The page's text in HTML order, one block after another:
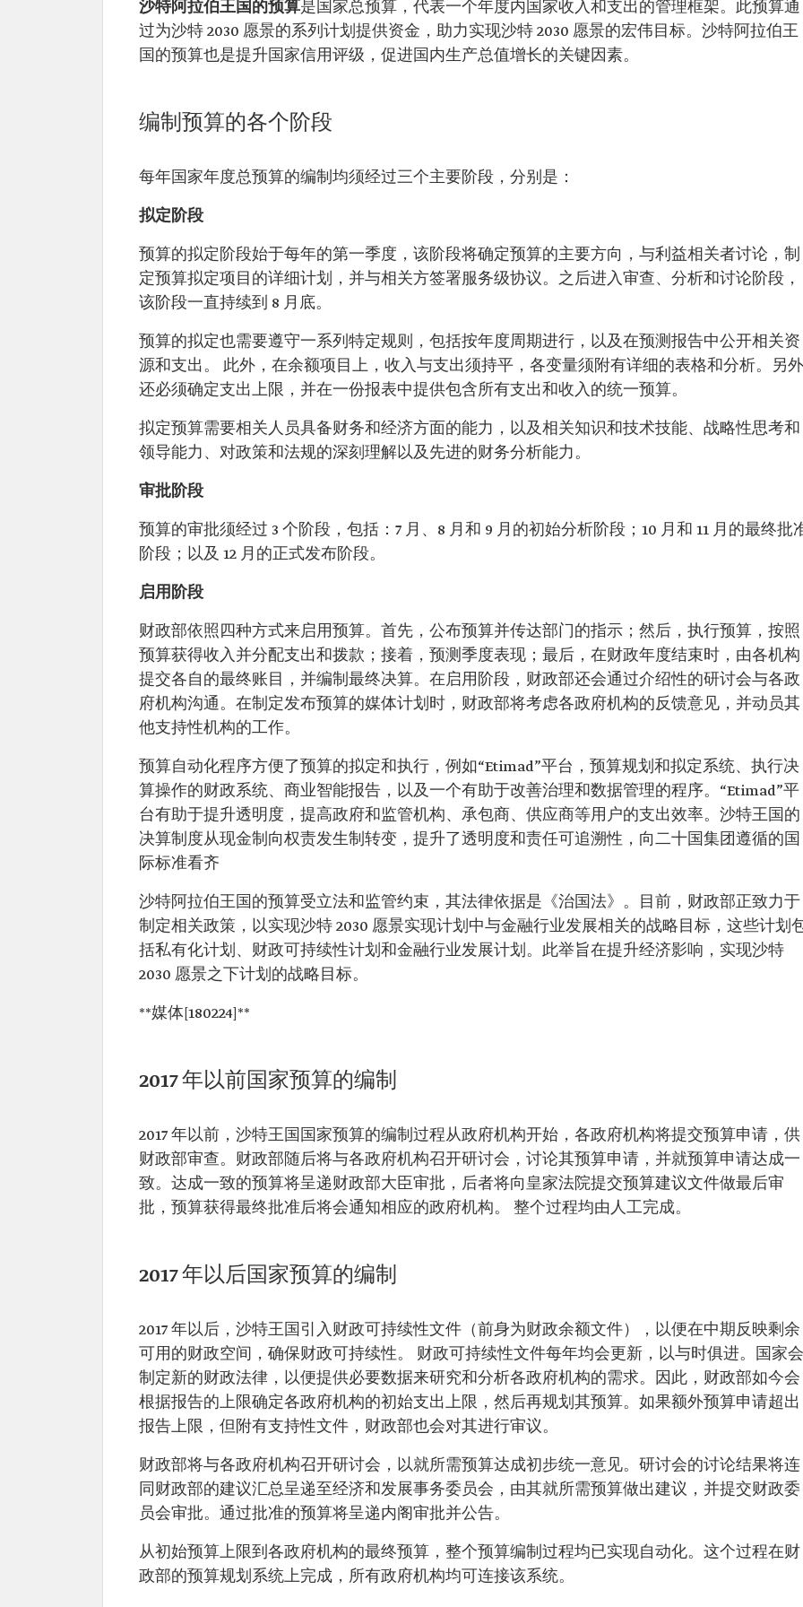
沙特阿拉伯王国的预算是国家总预算，代表一个年度内国家收入和支出的管理框架。此预算通
过为沙特 2030 愿景的系列计划提供资金，助力实现沙特 2030 愿景的宏伟目标。沙特阿拉伯王
国的预算也是提升国家信用评级，促进国内生产总值增长的关键因素。
编制预算的各个阶段
每年国家年度总预算的编制均须经过三个主要阶段，分别是：
拟定阶段
预算的拟定阶段始于每年的第一季度，该阶段将确定预算的主要方向，与利益相关者讨论，制
定预算拟定项目的详细计划，并与相关方签署服务级协议。之后进入审查、分析和讨论阶段，
该阶段一直持续到 8 月底。
预算的拟定也需要遵守一系列特定规则，包括按年度周期进行，以及在预测报告中公开相关资
源和支出。 此外，在余额项目上，收入与支出须持平，各变量须附有详细的表格和分析。另外
还必须确定支出上限，并在一份报表中提供包含所有支出和收入的统一预算。
拟定预算需要相关人员具备财务和经济方面的能力，以及相关知识和技术技能、战略性思考和
领导能力、对政策和法规的深刻理解以及先进的财务分析能力。
审批阶段
预算的审批须经过 3 个阶段，包括：7 月、8 月和 9 月的初始分析阶段；10 月和 11 月的最终批
阶段；以及 12 月的正式发布阶段。
启用阶段
财政部依照四种方式来启用预算。首先，公布预算并传达部门的指示；然后，执行预算，按照
预算获得收入并分配支出和拨款；接着，预测季度表现；最后，在财政年度结束时，由各机构
提交各自的最终账目，并编制最终决算。在启用阶段，财政部还会通过介绍性的研讨会与各政
府机构沟通。在制定发布预算的媒体计划时，财政部将考虑各政府机构的反馈意见，并动员其
他支持性机构的工作。
预算自动化程序方便了预算的拟定和执行，例如“Etimad”平台，预算规划和拟定系统、执行决
算操作的财政系统、商业智能报告，以及一个有助于改善治理和数据管理的程序。“Etimad”平
台有助于提升透明度，提高政府和监管机构、承包商、供应商等用户的支出效率。沙特王国的
决算制度从现金制向权责发生制转变，提升了透明度和责任可追溯性，向二十国集团遵循的国
际标准看齐
沙特阿拉伯王国的预算受立法和监管约束，其法律依据是《治国法》。目前，财政部正致力于
制定相关政策，以实现沙特 2030 愿景实现计划中与金融行业发展相关的战略目标，这些计划
括私有化计划、财政可持续性计划和金融行业发展计划。此举旨在提升经济影响，实现沙特
2030 愿景之下计划的战略目标。
**媒体[180224]**
2017 年以前国家预算的编制
2017 年以前，沙特王国国家预算的编制过程从政府机构开始，各政府机构将提交预算申请，供
财政部审查。财政部随后将与各政府机构召开研讨会，讨论其预算申请，并就预算申请达成一
致。达成一致的预算将呈递财政部大臣审批，后者将向皇家法院提交预算建议文件做最后审
批，预算获得最终批准后将会通知相应的政府机构。 整个过程均由人工完成。
2017 年以后国家预算的编制
2017 年以后，沙特王国引入财政可持续性文件（前身为财政余额文件），以便在中期反映剩余
可用的财政空间，确保财政可持续性。 财政可持续性文件每年均会更新，以与时俱进。国家会
制定新的财政法律，以便提供必要数据来研究和分析各政府机构的需求。因此，财政部如今会
根据报告的上限确定各政府机构的初始支出上限，然后再规划其预算。如果额外预算申请超出
报告上限，但附有支持性文件，财政部也会对其进行审议。
财政部将与各政府机构召开研讨会，以就所需预算达成初步统一意见。研讨会的讨论结果将连
同财政部的建议汇总呈递至经济和发展事务委员会，由其就所需预算做出建议，并提交财政委
员会审批。通过批准的预算将呈递内阁审批并公告。
从初始预算上限到各政府机构的最终预算，整个预算编制过程均已实现自动化。这个过程在财
政部的预算规划系统上完成，所有政府机构均可连接该系统。